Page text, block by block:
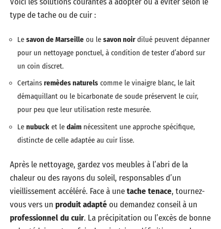
type de tache ou de cuir :
Le savon de Marseille ou le savon noirdilué peuvent dépanner
pour un nettoyage ponctuel, à condition de tester d’abord sur
un coin discret.
Certains remèdes naturels comme le vinaigre blanc, le lait
démaquillant ou le bicarbonate de soude préservent le cuir,
pour peu que leur utilisation reste mesurée.
Le nubuck et le daim nécessitent une approche spécifique,
distincte de celle adaptée au cuir lisse.
Après le nettoyage, gardez vos meubles à l’abri de la
chaleur ou des rayons du soleil, responsables d’un
vieillissement accéléré. Face à unetache tenace, tournez-
vous vers un produit adaptéou demandez conseil à un
professionnel du cuir. La précipitation ou l’excès de bonne